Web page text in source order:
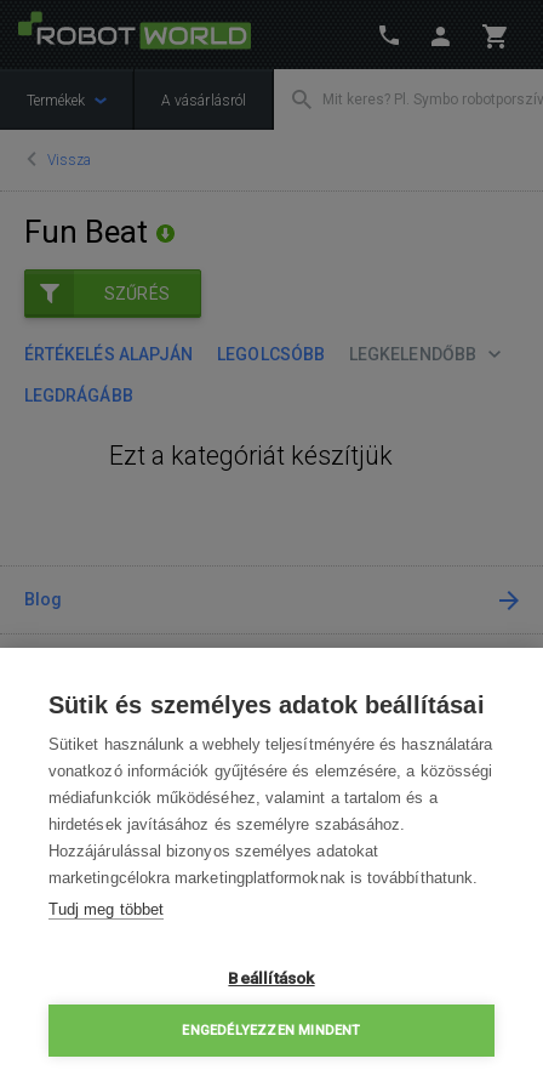
Termékek A vásárlásról
Vissza
Fun Beat
SZŰRÉS
ÉRTÉKELÉS ALAPJÁN LEGOLCSÓBB LEGKELENDŐBB
LEGDRÁGÁBB
Ezt a kategóriát készítjük
Blog
A vásárlásról
Kapcsolat
Lépjen kapcsolatba velünk
Hé-Pé 8:00—16:30
Sütik és személyes adatok beállításai
Sütiket használunk a webhely teljesítményére és használatára
vonatkozó információk gyűjtésére és elemzésére, a közösségi
médiafunkciók működéséhez, valamint a tartalom és a
hirdetések javításához és személyre szabásához.
Hozzájárulással bizonyos személyes adatokat
marketingcélokra marketingplatformoknak is továbbíthatunk.
Tudj meg többet
Beállítások
ENGEDÉLYEZZEN MINDENT